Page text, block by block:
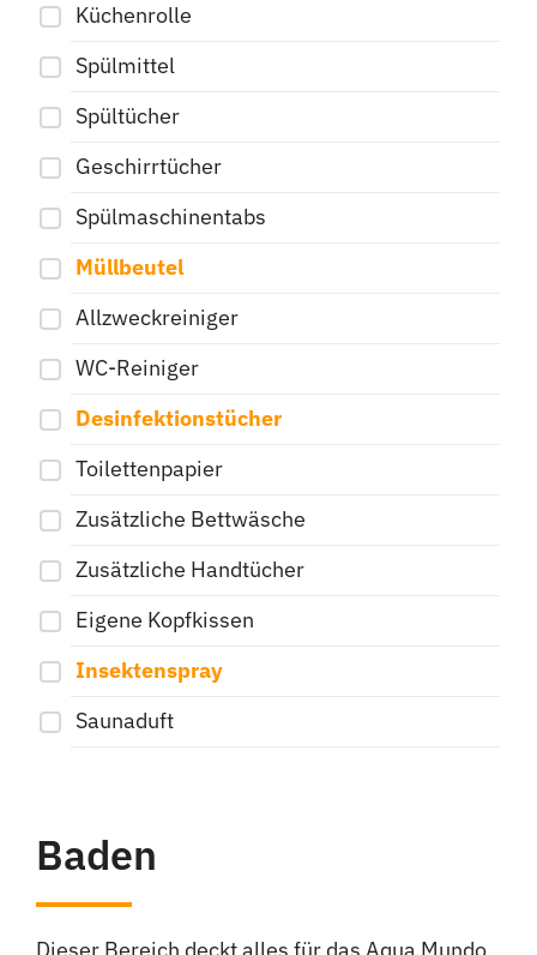
Küchenrolle
Spülmittel
Spültücher
Geschirrtücher
Spülmaschinentabs
Müllbeutel
Allzweckreiniger
WC-Reiniger
Desinfektionstücher
Toilettenpapier
Zusätzliche Bettwäsche
Zusätzliche Handtücher
Eigene Kopfkissen
Insektenspray
Saunaduft
Baden